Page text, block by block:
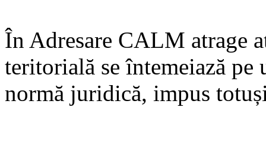
În Adresare CALM atrage
teritorială se întemeiază
normă juridică, impus